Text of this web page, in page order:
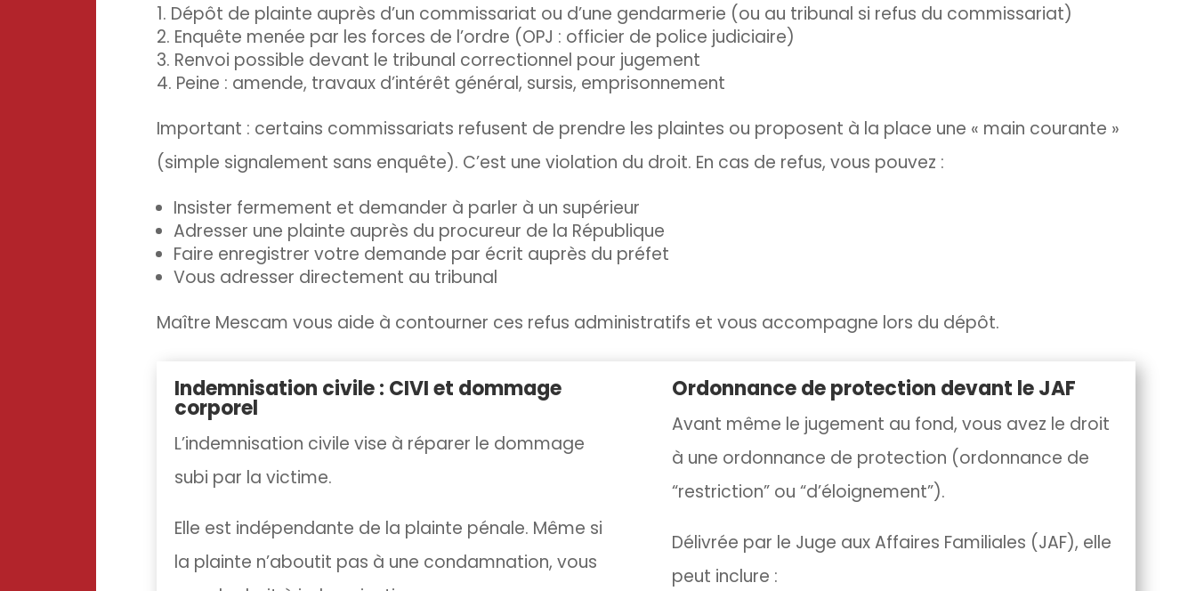
Dépôt de plainte auprès d’un commissariat ou d’une gendarmerie (ou au tribunal si refus du commissariat)
Enquête menée par les forces de l’ordre (OPJ : officier de police judiciaire)
Renvoi possible devant le tribunal correctionnel pour jugement
Peine : amende, travaux d’intérêt général, sursis, emprisonnement
Important : certains commissariats refusent de prendre les plaintes ou proposent à la place une « main courante »
(simple signalement sans enquête). C’est une violation du droit. En cas de refus, vous pouvez :
Insister fermement et demander à parler à un supérieur
Adresser une plainte auprès du procureur de la République
Faire enregistrer votre demande par écrit auprès du préfet
Vous adresser directement au tribunal
Maître Mescam vous aide à contourner ces refus administratifs et vous accompagne lors du dépôt.
Indemnisation civile : CIVI et dommage
corporel
L’indemnisation civile vise à réparer le dommage
subi par la victime.
Elle est indépendante de la plainte pénale. Même si
la plainte n’aboutit pas à une condamnation, vous
Ordonnance de protection devant le JAF
Avant même le jugement au fond, vous avez le droit
à une ordonnance de protection (ordonnance de
“restriction” ou “d’éloignement”).
Délivrée par le Juge aux Affaires Familiales (JAF), elle
peut inclure :